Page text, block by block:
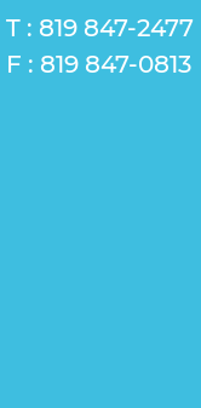
T : 819 847-2477
F : 819 847-0813